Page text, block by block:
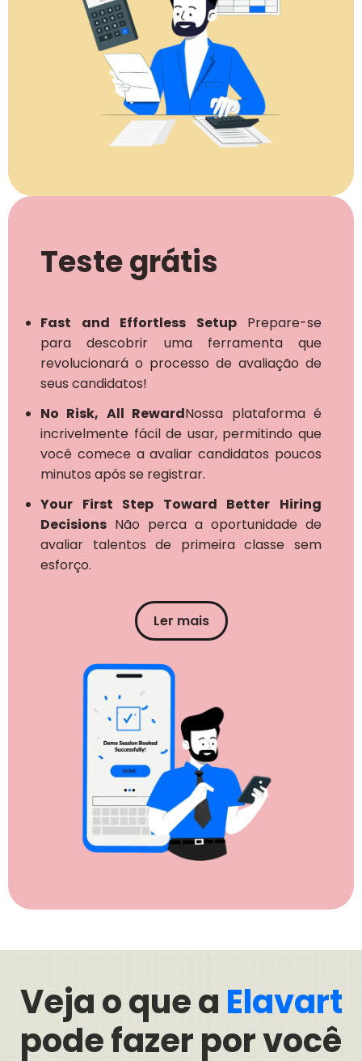
Teste grátis
Fast and Effortless SetupPrepare-se
para descobrir uma ferramenta que
revolucionará o processo de avaliação de
seus candidatos!
No Risk, All RewardNossa plataforma é
incrivelmente fácil de usar, permitindo que
você comece a avaliar candidatos poucos
minutos após se registrar.
Your First Step Toward Better Hiring
Decisions Não perca a oportunidade de
avaliar talentos de primeira classe sem
esforço.
Ler mais
Veja o que a Elavart
pode fazer por você